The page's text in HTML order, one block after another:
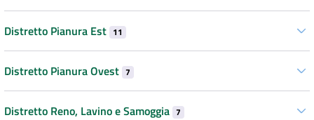
Distretto Pianura Est 11
Distretto Pianura Ovest 7
Distretto Reno, Lavino e Samoggia 7